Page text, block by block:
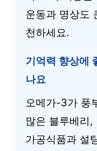
운동과 명상도
천하세요.
기억력 향상에
나요
오메가-3가 풍
많은 블루베리,
가공식품과 설